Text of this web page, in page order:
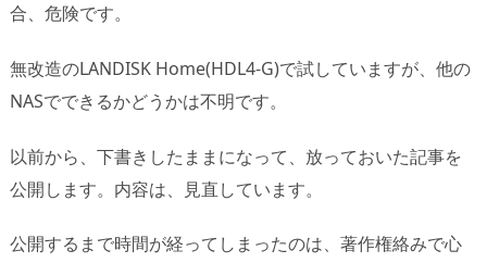
合、危険です。
無改造のLANDISK Home(HDL4-G)で試していますが、他の
NASでできるかどうかは不明です。
以前から、下書きしたままになって、放っておいた記事を
公開します。内容は、見直しています。
公開するまで時間が経ってしまったのは、著作権絡みで心